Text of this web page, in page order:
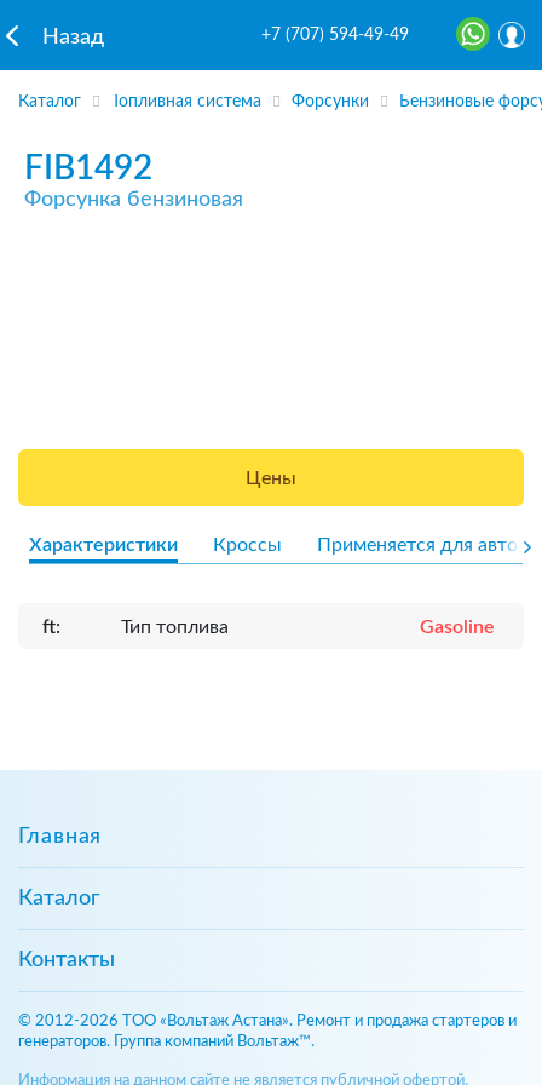
Назад +7 (707) 594-49-49
Каталог Топливная система Форсунки Бензиновые
FIB1492
Форсунка бензиновая
Цены
Характеристики Кроссы Применяется для авто
ft: Тип топлива Gasoline
Главная
Каталог
Контакты
© 2012-2026 ТОО «Вольтаж Астана». Ремонт и продажа стартеров и
генераторов. Группа компаний Вольтаж™.
Информация на данном сайте не является публичной офертой,